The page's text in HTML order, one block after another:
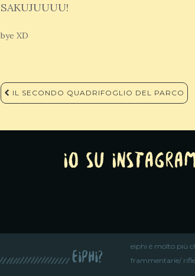
SAKUJUUUU!
bye XD
Navigazione
articoli
IL SECONDO QUADRIFOGLIO DEL PARCO
Io su
eiphi?
eiphi è molto più
frammentarie/